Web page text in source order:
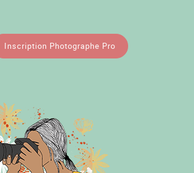
Inscription Photographe Pro